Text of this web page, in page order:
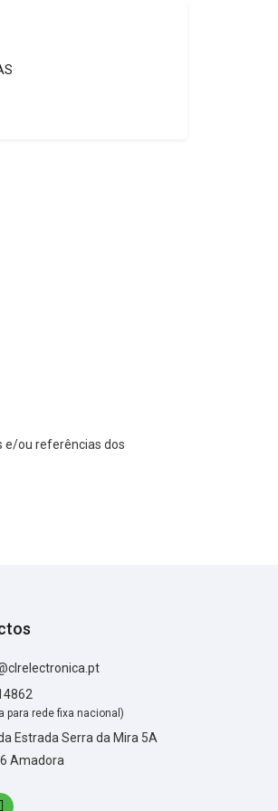
e/ou referências dos
para rede fixa nacional)
Estrada Serra da Mira 5A
Amadora